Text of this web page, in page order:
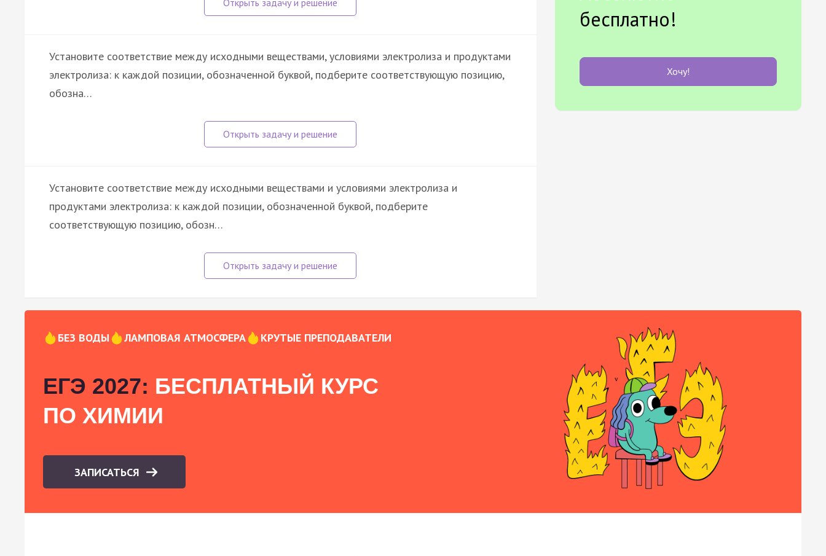
Установите соответствие между исходными веществами, условиями электролиза и продуктами
электролиза: к каждой позиции, обозначенной буквой, подберите соответствующую позицию,
обозна…
Установите соответствие между исходными веществами и условиями электролиза и
продуктами электролиза: к каждой позиции, обозначенной буквой, подберите
соответствующую позицию, обозн…
бесплатно!
Хочу!
БЕЗ ВОДЫ ЛАМПОВАЯ АТМОСФЕРА КРУТЫЕ ПРЕПОДАВАТЕЛИ
ЕГЭ 2027: БЕСПЛАТНЫЙ КУРС
ПО ХИМИИ
ЗАПИСАТЬСЯ